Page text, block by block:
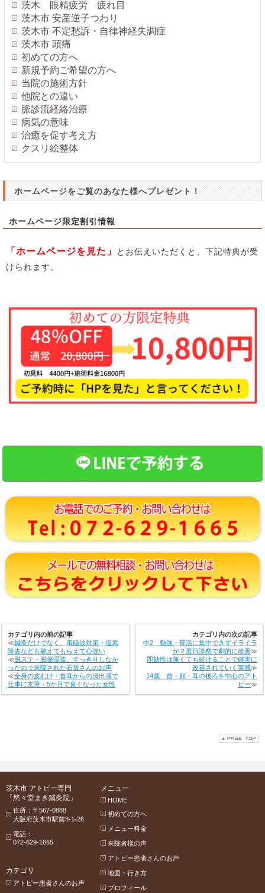
茨木 眼精疲労 疲れ目
茨木市 安産逆子つわり
茨木市 不定愁訴・自律神経失調症
茨木市 頭痛
初めての方へ
新規予約ご希望の方へ
当院の施術方針
他院との違い
脈診流経絡治療
病気の意味
治癒を促す考え方
クスリ絵整体
ホームページをご覧のあなた様へプレゼント！
ホームページ限定割引情報
「ホームページを見た」
とお伝えいただくと、下記特典が受
けられます。
カテゴリ内の前の記事
≪鍼灸だけでなく、電磁波対策・塩素
除去なども教えてもらえて心強い
≪脱ステ・脱保湿後、すっきりしなか
ったので来院された石坂さんのお声
≪全身の皮むけ・首耳からの浸出液で
仕事に支障・5か月で良くなった女性
カテゴリ内の次の記事
中2 勉強・部活に集中できずイライラ
が２度目診察で劇的に改善≫
即効性は無くても続けることで確実に
改善されていく実感≫
14歳 首・顔・耳の後ろを中心のアト
ピー≫
茨木市 アトピー専門
「悠々堂まき鍼灸院」
住所：〒567-0888
大阪府茨木市駅前3-1-26
電話：
072-629-1665
メニュー
HOME
初めての方へ
メニュー料金
来院者様の声
アトピー患者さんのお声
地図・行き方
プロフィール
カテゴリ
アトピー患者さんのお声